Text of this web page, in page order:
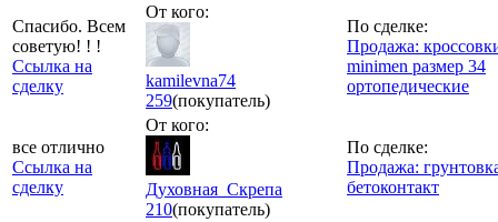
Спасибо. Всем
советую! ! !
Ссылка на
сделку
От кого:
kamilevna74
259(покупатель)
По сделке:
Продажа:
minimen размер 34
ортопедические
все отлично
Ссылка на
сделку
От кого:
Духовная_Скрепа
210(покупатель)
По сделке:
Продажа:
бетоконтакт